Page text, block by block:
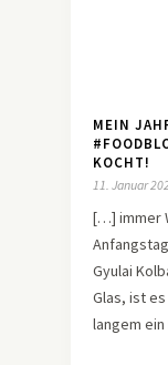
MEIN
KOCHT!
11. Januar
[…] immer
Gyulai
Glas, ist
langem